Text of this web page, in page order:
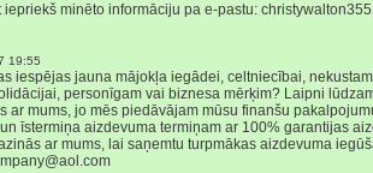
minēto informāciju pa e-pastu:
19:55
iespējas jauna mājokļa iegādei, celtniecībai,
personīgam vai biznesa mērķim? Laipni
ar mums, jo mēs piedāvājam mūsu finanšu
īstermiņa aizdevuma termiņam ar 100% garantijas
ar mums, lai saņemtu turpmākas aizdevuma